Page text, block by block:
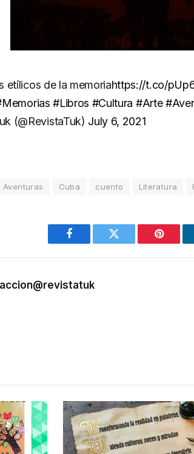
etílicos de la memoriahttps://t.co/
#Libros #Cultura #Arte
(@RevistaTuk) July 6, 2021
Aventuras Cuba cuento Literatura
Facebook Twitter